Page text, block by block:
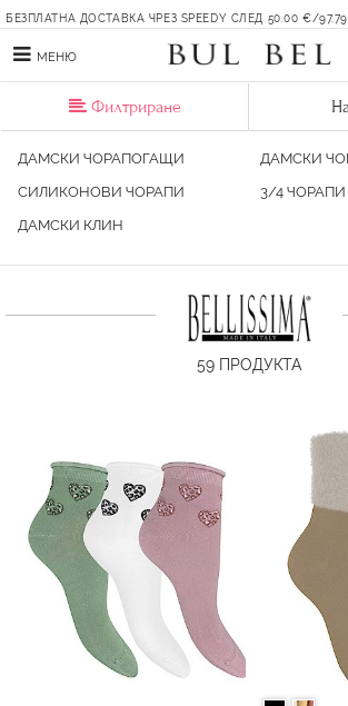
БЕЗПЛАТНА ДОСТАВКА ЧРЕЗ SPEEDY СЛЕД 50.00 €/97.79
МЕНЮ
Филтриране
ДАМСКИ ЧОРАПОГАЩИ
СИЛИКОНОВИ ЧОРАПИ
ДАМСКИ КЛИН
ДАМСКИ
3/4 ЧОРАПИ
59 ПРОДУКТА